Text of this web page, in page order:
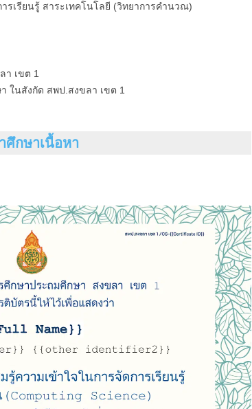
รเรียนรู้ สาระเทคโนโลยี (วิทยาการคำนวณ)
า เขต 1
ในสังกัด สพป.สงขลา เขต 1
ศึกษาเนื้อหา